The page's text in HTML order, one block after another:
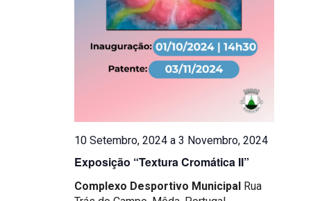
Exposição “Textura Cromática II”
10 Setembro, 2024 a3 Novembro, 2024
Complexo Desportivo Municipal Rua